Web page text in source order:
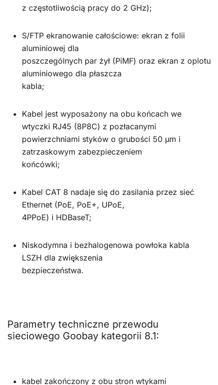
z częstotliwością pracy do 2 GHz);
S/FTP ekranowanie całościowe: ekran z folii
aluminiowej dla
poszczególnych par żył (PiMF) oraz ekran z oplotu
aluminiowego dla płaszcza
kabla;
Kabel jest wyposażony na obu końcach we
wtyczki RJ45 (8P8C) z pozłacanymi
powierzchniami styków o grubości 50 μm i
zatrzaskowym zabezpieczeniem
końcówki;
Kabel CAT 8 nadaje się do zasilania przez sieć
Ethernet (PoE, PoE+, UPoE,
4PPoE) i HDBaseT;
Niskodymna i bezhalogenowa powłoka kabla
LSZH dla zwiększenia
bezpieczeństwa.
Parametry techniczne przewodu
sieciowego Goobay kategorii 8.1:
kabel zakończony z obu stron wtykami